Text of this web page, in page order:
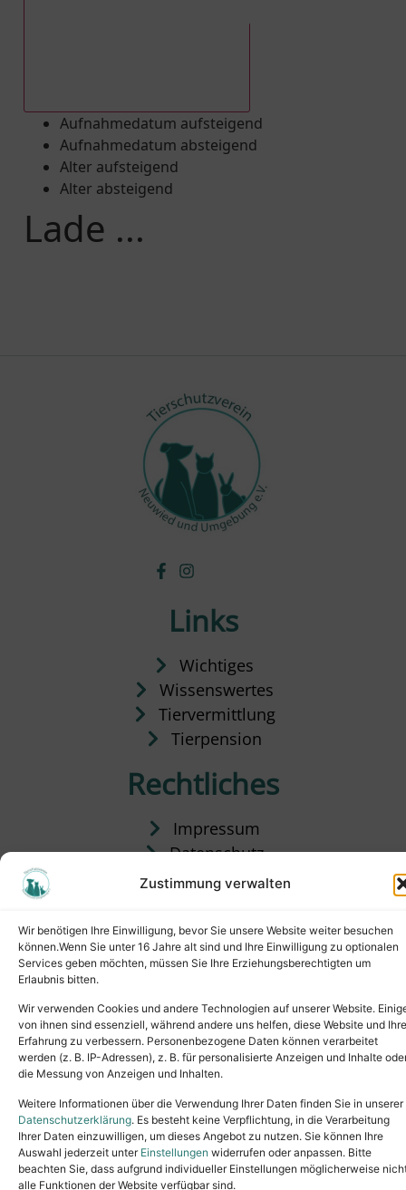
Zustimmung verwalten
Wir benötigen Ihre Einwilligung, bevor Sie unsere Website weiter besuchen
können.Wenn Sie unter 16 Jahre alt sind und Ihre Einwilligung zu optionalen
Services geben möchten, müssen Sie Ihre Erziehungsberechtigten um
Erlaubnis bitten.
Wir verwenden Cookies und andere Technologien auf unserer Website.
von ihnen sind essenziell, während andere uns helfen, diese Website und Ihre
Erfahrung zu verbessern. Personenbezogene Daten können verarbeitet
werden (z. B. IP-Adressen), z. B. für personalisierte Anzeigen und Inhalte
die Messung von Anzeigen und Inhalten.
Weitere Informationen über die Verwendung Ihrer Daten finden Sie in unserer
Datenschutzerklärung. Es besteht keine Verpflichtung, in die Verarbeitung
Ihrer Daten einzuwilligen, um dieses Angebot zu nutzen. Sie können Ihre
Auswahl jederzeit unter Einstellungen widerrufen oder anpassen. Bitte
beachten Sie, dass aufgrund individueller Einstellungen möglicherweise
alle Funktionen der Website verfügbar sind.
Aufnahmedatum aufsteigend
Aufnahmedatum absteigend
Alter aufsteigend
Alter absteigend
Lade ...
Links
Wichtiges
Wissenswertes
Tiervermittlung
Tierpension
Rechtliches
Impressum
Datenschutz
Satzung
Copyright © 2024. All rights reserved.
Tel.: (02631) 55356buero@tierheim-neuwied.de
Ludwigshof 1, 56567 Neuwied